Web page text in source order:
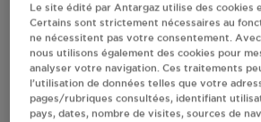
RUE LOUIS
31520RAMONVILLE ST
Revendeur de bouteilles
S'Y RENDRE
Le site édité par Antargaz utilise des cookies
Certains sont strictement nécessaires au
ne nécessitent pas votre consentement.
nous utilisons également des cookies pour
analyser votre navigation. Ces traitements
l’utilisation de données telles que votre
pages/rubriques consultées, identifiant
pays, dates, nombre de visites, sources de